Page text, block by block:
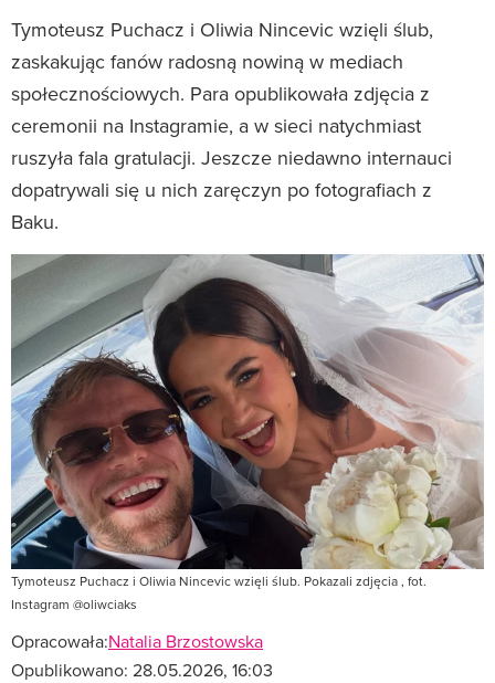
Tymoteusz Puchacz i Oliwia Nincevic wzięli ślub,
zaskakując fanów radosną nowiną w mediach
społecznościowych. Para opublikowała zdjęcia z
ceremonii na Instagramie, a w sieci natychmiast
ruszyła fala gratulacji. Jeszcze niedawno internauci
dopatrywali się u nich zaręczyn po fotografiach z
Baku.
Tymoteusz Puchacz i Oliwia Nincevic wzięli ślub. Pokazali zdjęcia , fot.
Instagram @oliwciaks
Opracowała:Natalia Brzostowska
Opublikowano: 28.05.2026, 16:03